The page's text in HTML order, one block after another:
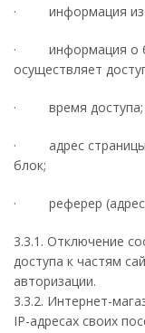
· информация из
· информация о
осуществляет
· время доступа;
· адрес страницы,
блок;
· реферер (адрес
3.3.1. Отключение
доступа к частям
авторизации.
3.3.2. Интернет-
IP-адресах своих